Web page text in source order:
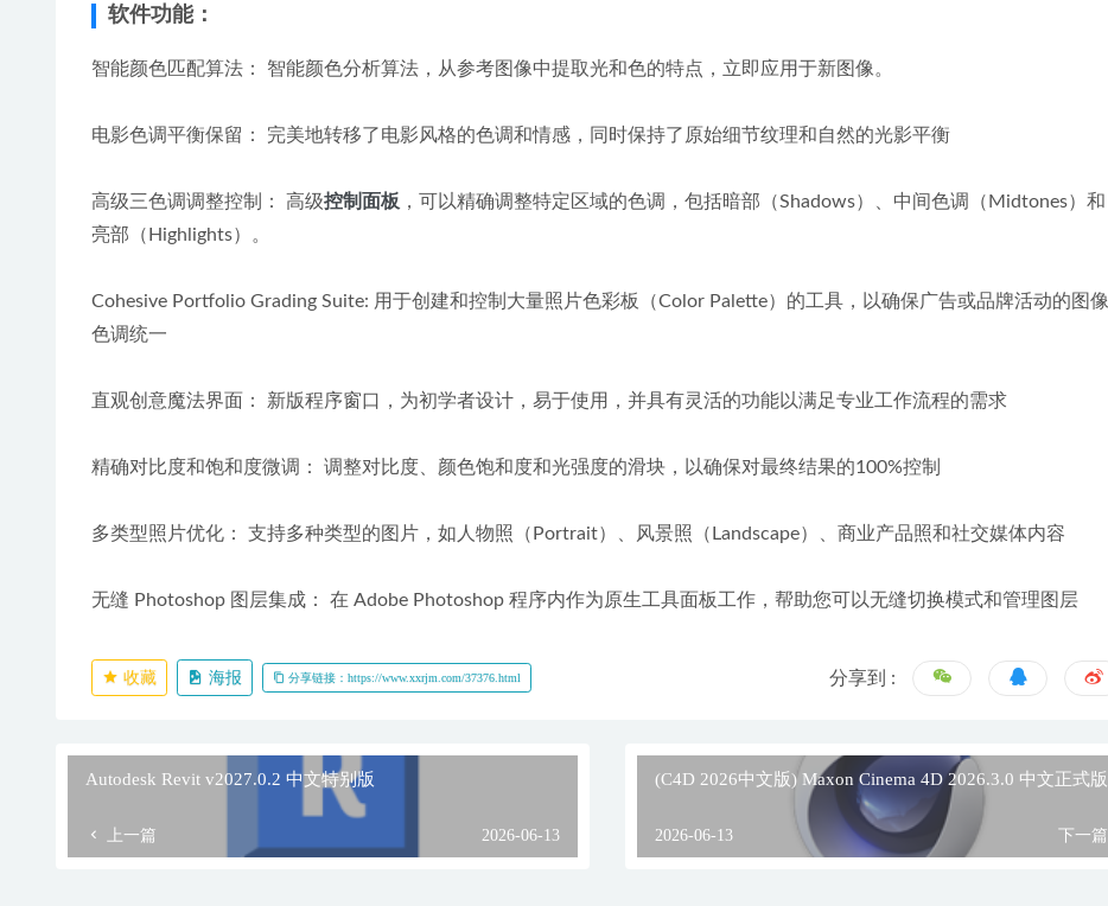
软件功能：
智能颜色匹配算法： 智能颜色分析算法，从参考图像中提取光和色的特点，立即应用于新图像。
电影色调平衡保留： 完美地转移了电影风格的色调和情感，同时保持了原始细节纹理和自然的光影平衡
高级三色调调整控制： 高级控制面板 ，可以精确调整特定区域的色调，包括暗部（Shadows）、中间色调（Midtones）和
亮部（Highlights）。
Cohesive Portfolio Grading Suite: 用于创建和控制大量照片色彩板（Color Palette）的工具，以确保广告或品牌活动的图像
色调统一
直观创意魔法界面： 新版程序窗口，为初学者设计，易于使用，并具有灵活的功能以满足专业工作流程的需求
精确对比度和饱和度微调： 调整对比度、颜色饱和度和光强度的滑块，以确保对最终结果的100%控制
多类型照片优化： 支持多种类型的图片，如人物照（Portrait）、风景照（Landscape）、商业产品照和社交媒体内容
无缝 Photoshop 图层集成： 在 Adobe Photoshop 程序内作为原生工具面板工作，帮助您可以无缝切换模式和管理图层
收藏 海报 分享链接：https://www.xxrjm.com/37376.html 分享到 :
Autodesk Revit v2027.0.2 中文特别版
上一篇 2026-06-13
(C4D 2026中文版) Maxon Cinema 4D 2026.3.0 中文正式版
2026-06-13 下一篇